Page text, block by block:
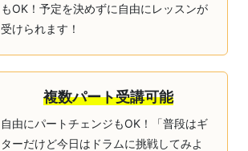
もOK！予定を決めずに自由にレッスンが
受けられます！
複数パート受講可能
自由にパートチェンジもOK！「普段はギ
ターだけど今日はドラムに挑戦してみよ